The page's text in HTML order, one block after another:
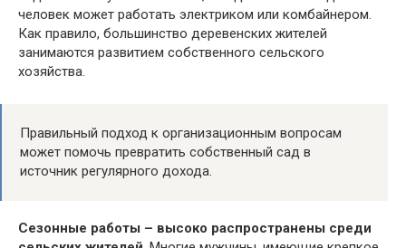
человек может работать электриком или комбайнером.
Как правило, большинство деревенских жителей
занимаются развитием собственного сельского
хозяйства.
Правильный подход к организационным вопросам
может помочь превратить собственный сад в
источник регулярного дохода.
Сезонные работы – высоко распространены среди